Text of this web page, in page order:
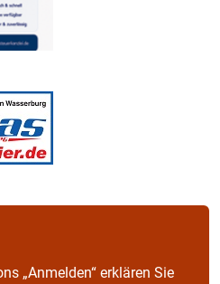
„Anmelden“ erklären Sie